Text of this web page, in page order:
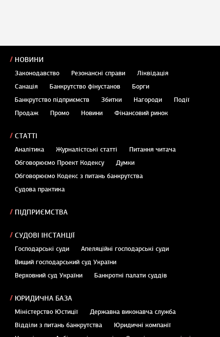
НОВИНИ
Законодавство Резонансні справи
Ліквідація
Санація
Банкрутство фінустанов
Борги
Банкрутство підприємств
Збитки Нагороди
Події
Продаж
Промо Новини Фінансовий ринок
СТАТТІ
Аналітика Журналістські статті
Питання читача
Обговорюємо Проект Кодексу
Думки
Обговорюємо Кодекс з питань банкрутства
Судова практика
ПІДПРИЄМСТВА
СУДОВІ ІНСТАНЦІЇ
Господарські суди
Апеляційні господарські суди
Вищий господарський суд України
Верховний суд України
Банкротні палати суддів
ЮРИДИЧНА БАЗА
Міністерство Юстиції
Державна виконавча служба
Відділи з питань банкрутства
Юридичні компанії